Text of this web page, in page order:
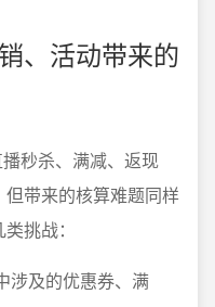
、活动带来的
秒杀、满减、返现
带来的核算难题同样
挑战：
涉及的优惠券、满